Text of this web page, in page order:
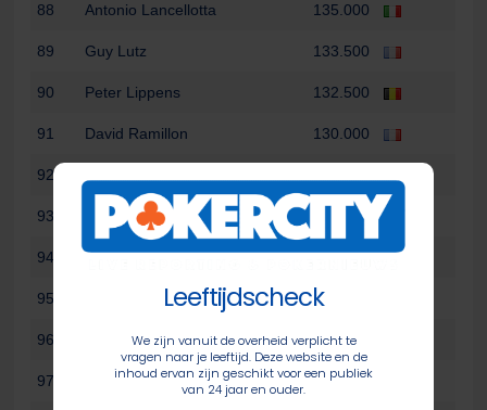
88 Antonio Lancellotta 135.000
89 Guy Lutz 133.500
90 Peter Lippens 132.500
91 David Ramillon 130.000
92
93 Alexis Kaiser 128.000
94 Dieter Edling 127.000
95 127.000
96 Stieven Razab Sekh 126.000
97 Philippe Henry 125.500
Leeftijdscheck
We zijn vanuit de overheid verplicht te
vragen naar je leeftijd. Deze website en de
inhoud ervan zijn geschikt voor een publiek
van 24 jaar en ouder.